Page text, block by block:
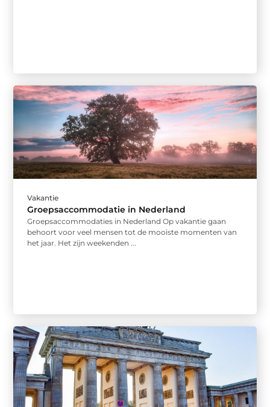
Vakantie
Groepsaccommodatie in Nederland
Groepsaccommodaties in Nederland Op vakantie gaan
behoort voor veel mensen tot de mooiste momenten van
het jaar. Het zijn weekenden ...